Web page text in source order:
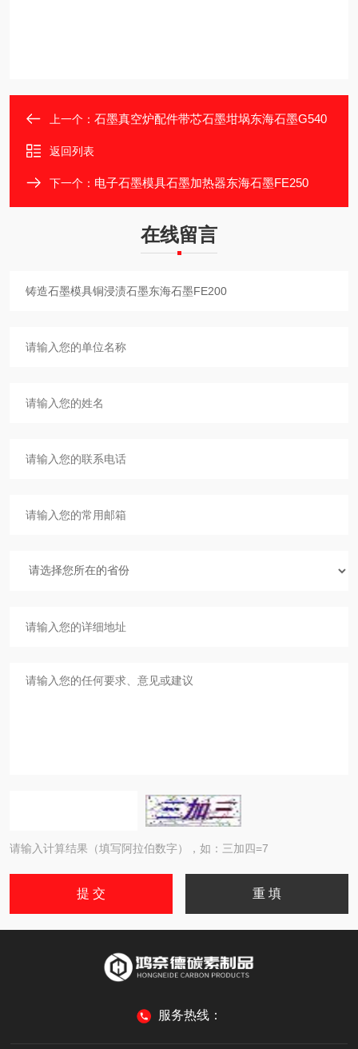
上一个： 石墨真空炉配件带芯石墨坩埚东海石墨G540
返回列表
下一个： 电子石墨模具石墨加热器东海石墨FE250
在线留言
请输入计算结果（填写阿拉伯数字），如：三加四=7
服务热线：